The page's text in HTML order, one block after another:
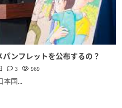
ンフレットを公布するの？
3 969
本国...